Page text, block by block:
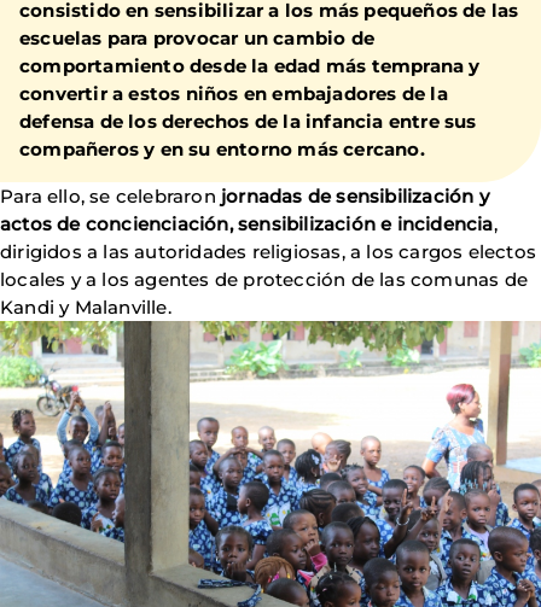
consistido en sensibilizar a los más pequeños de las
escuelas para provocar un cambio de
comportamiento desde la edad más temprana y
convertir a estos niños en embajadores de la
defensa de los derechos de la infancia entre sus
compañeros y en su entorno más cercano.
Para ello, se celebraron jornadas de sensibilización y
actos de concienciación, sensibilización e incidencia,
dirigidos a las autoridades religiosas, a los cargos electos
locales y a los agentes de protección de las comunas de
Kandi y Malanville.